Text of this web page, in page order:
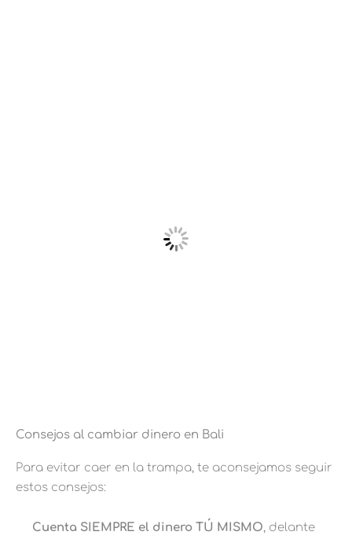
Consejos al cambiar dinero en Bali
Para evitar caer en la trampa, te aconsejamos seguir
estos consejos:
Cuenta SIEMPRE el dinero TÚ MISMO, delante